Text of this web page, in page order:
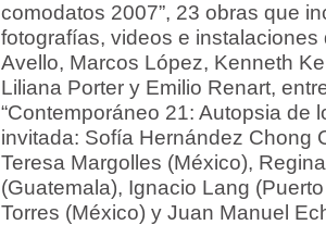
comodatos 2007”, 23 obras que
fotografías, videos e instalaciones
Avello, Marcos López, Kenneth
Liliana Porter y Emilio Renart,
“Contemporáneo 21: Autopsia de
invitada: Sofía Hernández Chong
Teresa Margolles (México),
(Guatemala), Ignacio Lang
Torres (México) y Juan Manuel